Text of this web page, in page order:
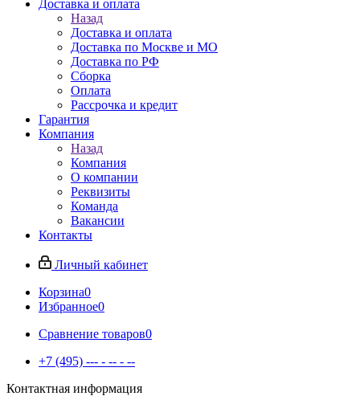
Доставка и оплата
Назад
Доставка и оплата
Доставка по Москве и МО
Доставка по РФ
Сборка
Оплата
Рассрочка и кредит
Гарантия
Компания
Назад
Компания
О компании
Реквизиты
Команда
Вакансии
Контакты
Личный кабинет
Корзина0
Избранное0
Сравнение товаров0
+7 (495) --- - -- - --
Контактная информация